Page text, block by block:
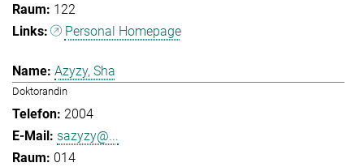
122
Personal Homepage
Azyzy, Sha
Doktorandin
2004
sazyzy@...
014